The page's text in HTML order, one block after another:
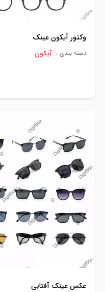
وکتور آیکون عینک
دسته بندی : آیکون
عکس عینک آفتابی